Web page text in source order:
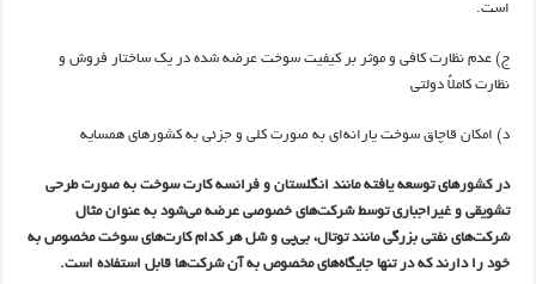
است.
ج) عدم نظارت کافی و موثر بر کیفیت سوخت عرضه شده در یک ساختار فروش و
نظارت کاملاً دولتی
د) امکان قاچاق سوخت یارانه‌ای به صورت کلی و جزئی به کشورهای همسایه
در کشورهای توسعه یافته مانند انگلستان و فرانسه کارت سوخت به صورت طرحی
تشویقی و غیراجباری توسط شرکت‌های خصوصی عرضه می‌شود به عنوان مثال
شرکت‌های نفتی بزرگی مانند توتال، بی‌پی و شل هر کدام کارت‌های سوخت مخصوص به
خود را دارند که در تنها جایگاه‌های مخصوص به آن شرکت‌ها قابل استفاده است.